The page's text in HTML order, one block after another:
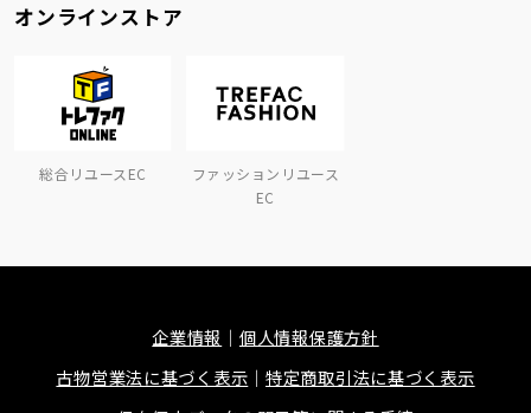
オンラインストア
総合リユースEC
ファッションリユース
EC
企業情報
個人情報保護方針
古物営業法に基づく表示
特定商取引法に基づく表示